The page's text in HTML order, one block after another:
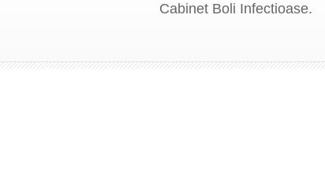
Cabinet Boli Infectioase.